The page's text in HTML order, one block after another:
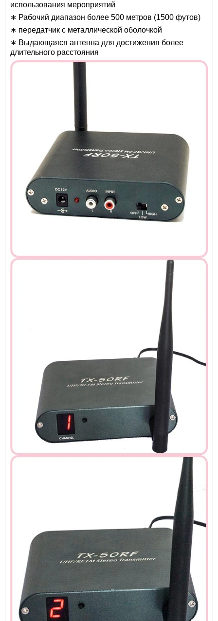
использования мероприятий
∗ Рабочий диапазон более 500 метров (1500 футов)
∗ передатчик с металлической оболочкой
∗ Выдающаяся антенна для достижения более
длительного расстояния